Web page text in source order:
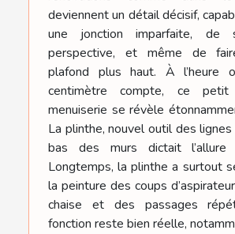
deviennent un détail décisif,
une jonction imparfaite, de
perspective, et même de
plafond plus haut. À l’heure
centimètre compte, ce
menuiserie se révèle
La plinthe, nouvel outil des
bas des murs dictait l’allure
Longtemps, la plinthe a surtout
la peinture des coups
chaise et des passages
fonction reste bien réelle,